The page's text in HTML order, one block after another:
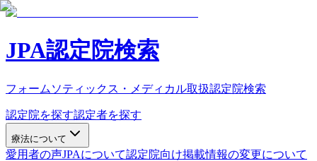
JPA認定院検索
フォームソティックス・メディカル取扱認定院検索
認定院を探す認定者を探す
療法について
愛用者の声JPAについて認定院向け掲載情報の変更について